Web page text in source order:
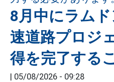
8月中にラム
速道路プロジ
得を完了する
| 05/08/2026 - 09:28